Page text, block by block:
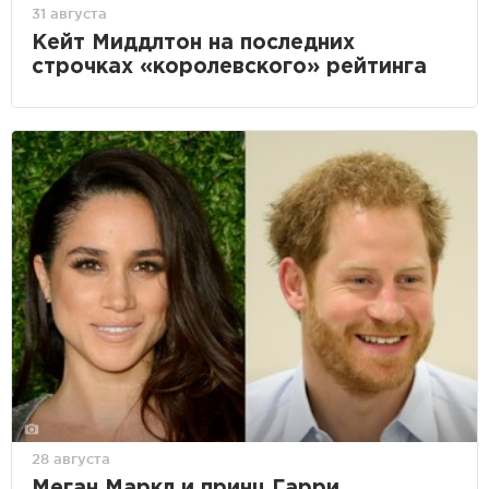
31 августа
Кейт Миддлтон на последних
строчках «королевского» рейтинга
28 августа